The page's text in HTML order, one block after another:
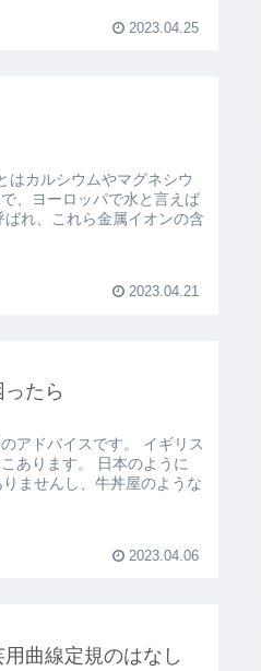
2023.04.25
はカルシウムやマグネシウ
、ヨーロッパで水と言えば
れ、これら金属イオンの含
2023.04.21
たら
アドバイスです。 イギリス
あります。 日本のように
ませんし、牛丼屋のような
2023.04.06
曲線定規のはなし